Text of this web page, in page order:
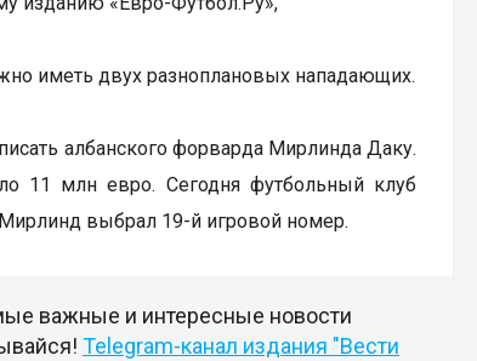
иметь двух разноплановых нападающих.
албанского форварда Мирлинда Даку.
11 млн евро. Сегодня футбольный клуб
Мирлинд выбрал 19-й игровой номер.
важные и интересные новости
Telegram-канал издания "Вести